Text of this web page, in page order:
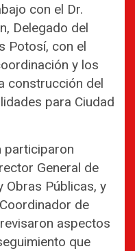
con el Dr.
Delegado del
Potosí, con el
y los
construcción del
para Ciudad
participaron
General de
Obras Públicas, y
de
aspectos
que